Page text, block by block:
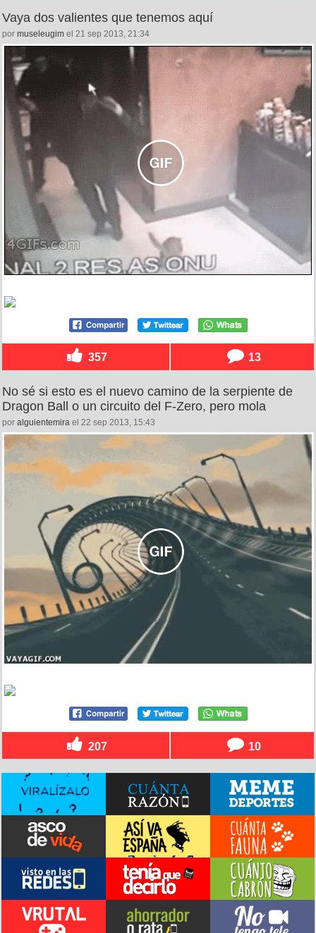
Vaya dos valientes que tenemos aquí
por museleugim el 21 sep 2013, 21:34
357 13
No sé si esto es el nuevo camino de la serpiente de
Dragon Ball o un circuito del F-Zero, pero mola
por alguientemira el 22 sep 2013, 15:43
207 10